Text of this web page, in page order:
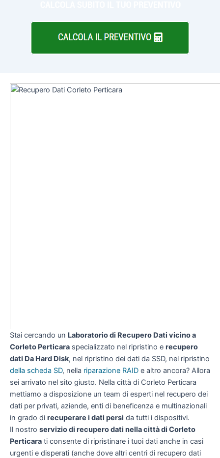
Stai cercando un Laboratorio di Recupero Dati vicino a
Corleto Perticara specializzato nel ripristino e recupero
dati Da Hard Disk, nel ripristino dei dati da SSD, nel ripristino
della scheda SD, nella riparazione RAID e altro ancora? Allora
sei arrivato nel sito giusto. Nella città di Corleto Perticara
mettiamo a disposizione un team di esperti nel recupero dei
dati per privati, aziende, enti di beneficenza e multinazionali
in grado di recuperare i dati persi da tutti i dispositivi.
Il nostro servizio di recupero dati nella città di Corleto
Perticara ti consente di ripristinare i tuoi dati anche in casi
urgenti e disperati (anche dove altri centri di recupero dati